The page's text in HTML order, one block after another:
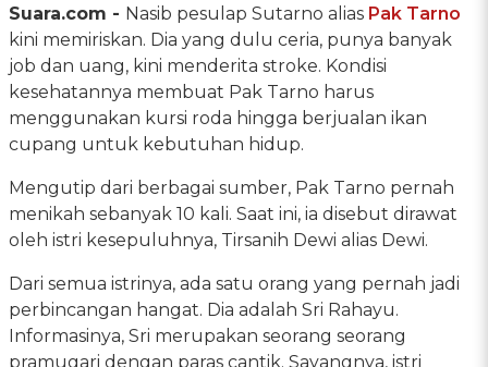
Suara.com - Nasib pesulap Sutarno alias Pak Tarno
kini memiriskan. Dia yang dulu ceria, punya banyak
job dan uang, kini menderita stroke. Kondisi
kesehatannya membuat Pak Tarno harus
menggunakan kursi roda hingga berjualan ikan
cupang untuk kebutuhan hidup.
Mengutip dari berbagai sumber, Pak Tarno pernah
menikah sebanyak 10 kali. Saat ini, ia disebut dirawat
oleh istri kesepuluhnya, Tirsanih Dewi alias Dewi.
Dari semua istrinya, ada satu orang yang pernah jadi
perbincangan hangat. Dia adalah Sri Rahayu.
Informasinya, Sri merupakan seorang seorang
pramugari dengan paras cantik. Sayangnya, istri